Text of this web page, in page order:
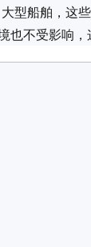
型船舶，这
不受影响，